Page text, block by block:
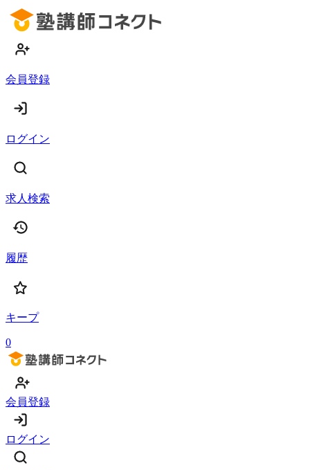
会員登録
ログイン
求人検索
履歴
キープ
0
会員登録
ログイン